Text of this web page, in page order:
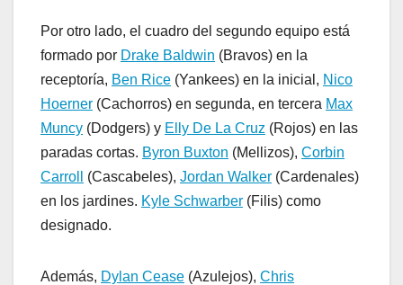
Por otro lado, el cuadro del segundo equipo está
formado por Drake Baldwin (Bravos) en la
receptoría, Ben Rice (Yankees) en la inicial, Nico
Hoerner (Cachorros) en segunda, en tercera Max
Muncy (Dodgers) y Elly De La Cruz (Rojos) en las
paradas cortas. Byron Buxton (Mellizos), Corbin
Carroll
(Cascabeles), Jordan Walker (Cardenales)
en los jardines. Kyle Schwarber (Filis) como
designado.
Además, Dylan Cease (Azulejos), Chris